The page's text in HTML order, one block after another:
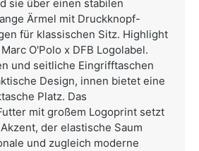
sie über einen stabilen
Ärmel mit Druckknopf-
für klassischen Sitz. Highlight
O'Polo x DFB Logolabel.
und seitliche Eingrifftaschen
Design, innen bietet eine
Platz. Das
mit großem Logoprint setzt
der elastische Saum
und zugleich moderne